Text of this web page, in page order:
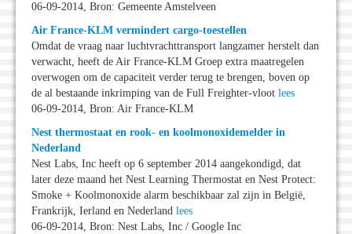
06-09-2014, Bron: Gemeente Amstelveen
Air France-KLM vermindert cargo-toestellen
Omdat de vraag naar luchtvrachttransport langzamer herstelt dan
verwacht, heeft de Air France-KLM Groep extra maatregelen
overwogen om de capaciteit verder terug te brengen, boven op
de al bestaande inkrimping van de Full Freighter-vloot lees
06-09-2014, Bron: Air France-KLM
Nest thermostaat en rook- en koolmonoxidemelder in
Nederland
Nest Labs, Inc heeft op 6 september 2014 aangekondigd, dat
later deze maand het Nest Learning Thermostat en Nest Protect:
Smoke + Koolmonoxide alarm beschikbaar zal zijn in België,
Frankrijk, Ierland en Nederland lees
06-09-2014, Bron: Nest Labs, Inc / Google Inc